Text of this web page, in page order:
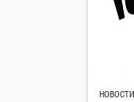
НОВОСТИ